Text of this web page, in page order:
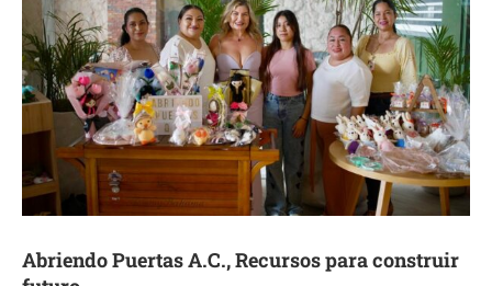
Abriendo Puertas A.C., Recursos para construir